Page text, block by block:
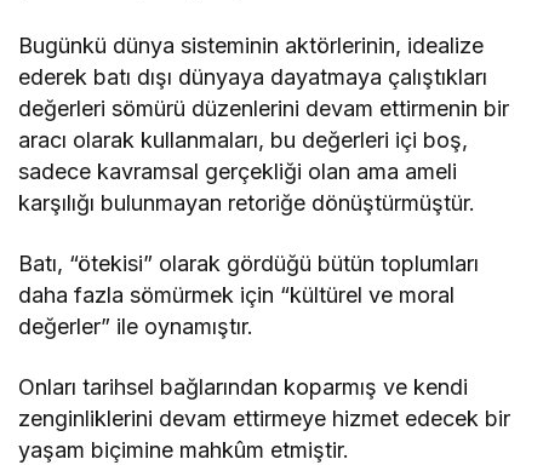
Bugünkü dünya sisteminin aktörlerinin, idealize
ederek batı dışı dünyaya dayatmaya çalıştıkları
değerleri sömürü düzenlerini devam ettirmenin bir
aracı olarak kullanmaları, bu değerleri içi boş,
sadece kavramsal gerçekliği olan ama ameli
karşılığı bulunmayan retoriğe dönüştürmüştür.
Batı, “ötekisi” olarak gördüğü bütün toplumları
daha fazla sömürmek için “kültürel ve moral
değerler” ile oynamıştır.
Onları tarihsel bağlarından koparmış ve kendi
zenginliklerini devam ettirmeye hizmet edecek bir
yaşam biçimine mahkûm etmiştir.